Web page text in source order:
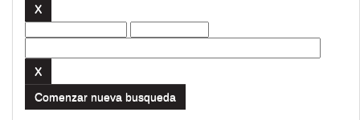
Comenzar nueva busqueda